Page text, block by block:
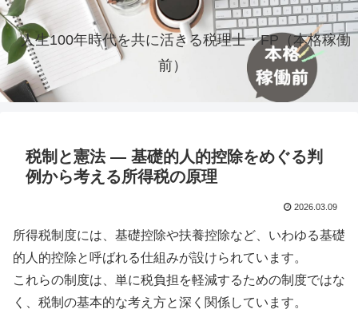
人生100年時代を共に活きる税理士・FP（本格稼働
前）
税制と憲法 ― 基礎的人的控除をめぐる判
例から考える所得税の原理
2026.03.09
所得税制度には、基礎控除や扶養控除など、いわゆる基礎
的人的控除と呼ばれる仕組みが設けられています。
これらの制度は、単に税負担を軽減するための制度ではな
く、税制の基本的な考え方と深く関係しています。